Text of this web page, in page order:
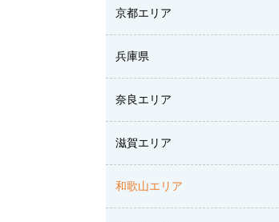
京都エリア
兵庫県
奈良エリア
滋賀エリア
和歌山エリア